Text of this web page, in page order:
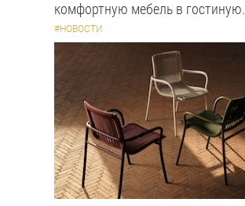
комфортную мебель в гостиную.
#НОВОСТИ